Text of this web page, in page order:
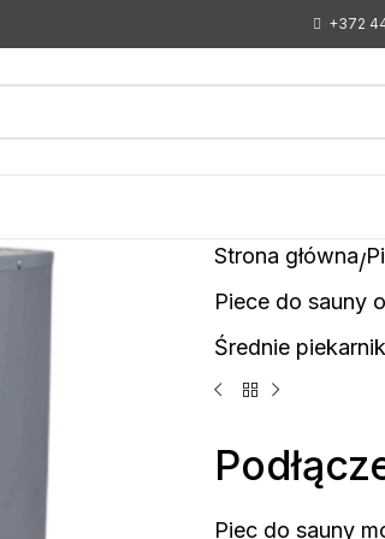
+372
Strona główna
Piece do sauny
Średnie
Piec do sauny